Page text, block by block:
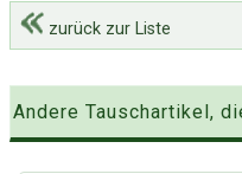
zurück zur Liste
Andere Tauschartikel,